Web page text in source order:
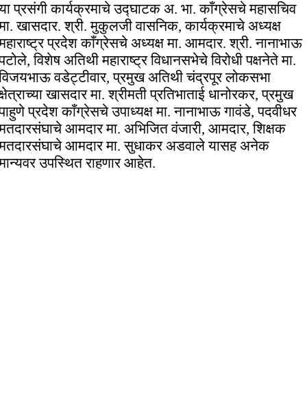
प्रसंगी कार्यक्रमाचे उद्घाटक अ. भा. काँग्रेसचे महासचिव
खासदार. श्री. मुकुलजी वासनिक, कार्यक्रमाचे अध्यक्ष
प्रदेश काँग्रेसचे अध्यक्ष मा. आमदार. श्री. नानाभाऊ
विशेष अतिथी महाराष्ट्र विधानसभेचे विरोधी पक्षनेते मा.
वडेट्टीवार, प्रमुख अतिथी चंद्रपूर लोकसभा
खासदार मा. श्रीमती प्रतिभाताई धानोरकर, प्रमुख
प्रदेश काँग्रेसचे उपाध्यक्ष मा. नानाभाऊ गावंडे, पदवीधर
आमदार मा. अभिजित वंजारी, आमदार, शिक्षक
आमदार मा. सुधाकर अडवाले यासह अनेक
उपस्थित राहणार आहेत.